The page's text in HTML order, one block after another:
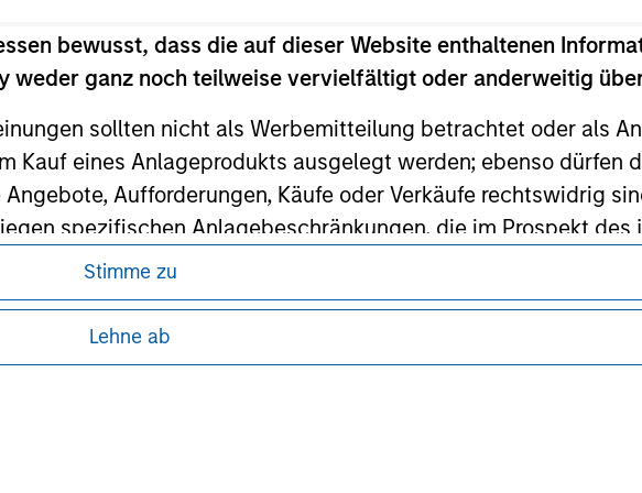
bewusst, dass die auf dieser Website enthaltenen
weder ganz noch teilweise vervielfältigt oder anderweitig
sollten nicht als Werbemitteilung betrachtet oder als
Kauf eines Anlageprodukts ausgelegt werden; ebenso dürfen
Aufforderungen, Käufe oder Verkäufe rechtswidrig
spezifischen Anlagebeschränkungen, die im Prospekt
Investment Management weder garantiert noch
für einen bestimmten Zweck geeignet sind.
Stimme zu
Lehne ab
Careers
da in diesen bestimmte gesetzliche und
von Informationen zu den Anlageprodukten
Datenschutz
Your Privacy